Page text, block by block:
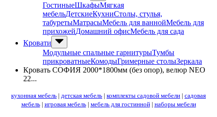
ГостиныеШкафыМягкая
мебельДетскиеКухниСтолы, стулья,
табуретыМатрасыМебель для ваннойМебель для
прихожейДомашний офисМебель для сада
Кровати
Модульные спальные гарнитурыТумбы
прикроватныеКомодыГримерные столыЗеркала
Кровать СОФИЯ 2000*1800мм (без опор), велюр NEO
22...
кухонная мебель | детская мебель | комплекты садовой мебели | садовая
мебель| игровая мебель| мебель для гостинной| наборы мебели